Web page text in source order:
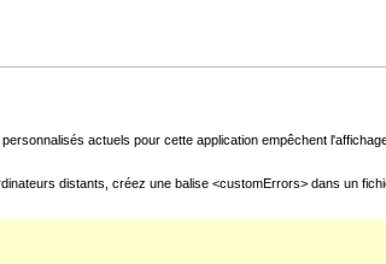
actuels pour cette application empêchent
distants, créez une balise <customErrors> dans un